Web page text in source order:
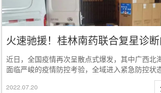
近日，全国疫情再次呈散点式爆发，其中广西北
面临严峻的疫情防控考验，全域进入紧急防控状
抗疫物资的需求不断加大。作为国际旅游名城的
2022.07.20